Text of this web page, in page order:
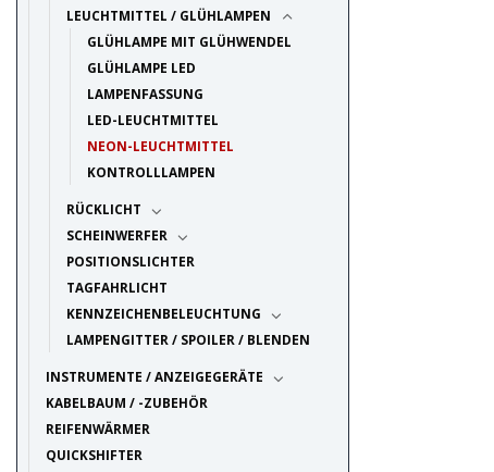
LEUCHTMITTEL / GLÜHLAMPEN
GLÜHLAMPE MIT GLÜHWENDEL
GLÜHLAMPE LED
LAMPENFASSUNG
LED-LEUCHTMITTEL
NEON-LEUCHTMITTEL
KONTROLLLAMPEN
RÜCKLICHT
SCHEINWERFER
POSITIONSLICHTER
TAGFAHRLICHT
KENNZEICHENBELEUCHTUNG
LAMPENGITTER / SPOILER / BLENDEN
INSTRUMENTE / ANZEIGEGERÄTE
KABELBAUM / -ZUBEHÖR
REIFENWÄRMER
QUICKSHIFTER